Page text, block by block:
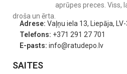
aprūpes preces. Viss,
droša un ērta.
Adrese: Vaļņu iela 13, Liepāja,
Telefons: +371 291 27 701
E-pasts: info@ratudepo.lv
SAITES